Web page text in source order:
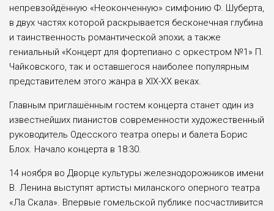
непревзойдённую «Неоконченную» симфонию Ф. Шуберта,
в двух частях которой раскрывается бесконечная глубина
и таинственность романтической эпохи; а также
гениальный «Концерт для фортепиано с оркестром №1» П.
Чайковского, так и оставшегося наиболее популярным
представителем этого жанра в XIX-XX веках.
Главным приглашённым гостем концерта станет один из
известнейших пианистов современности художественный
руководитель Одесского театра оперы и балета Борис
Блох. Начало концерта в 18:30.
14 ноября во Дворце культуры железнодорожников имени
В. Ленина выступят артисты миланского оперного театра
«Ла Скала». Впервые гомельской публике посчастливится